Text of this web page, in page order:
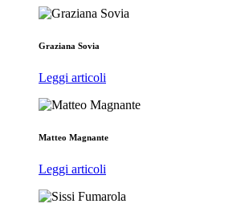
Graziana Sovia
Leggi articoli
Matteo Magnante
Leggi articoli